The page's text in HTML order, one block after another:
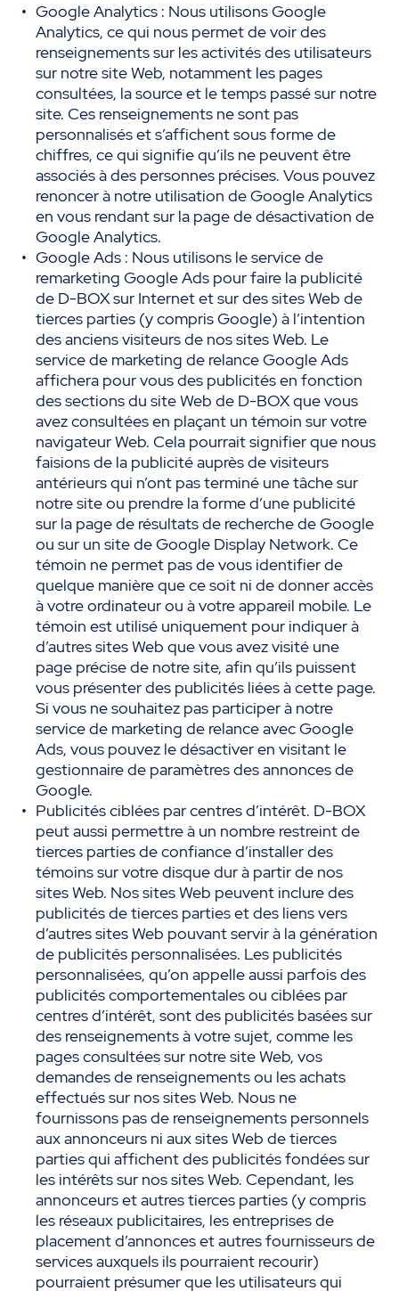
Google Analytics : Nous utilisons Google
Analytics, ce qui nous permet de voir des
renseignements sur les activités des utilisateurs
sur notre site Web, notamment les pages
consultées, la source et le temps passé sur notre
site. Ces renseignements ne sont pas
personnalisés et s’affichent sous forme de
chiffres, ce qui signifie qu’ils ne peuvent être
associés à des personnes précises. Vous pouvez
renoncer à notre utilisation de Google Analytics
en vous rendant sur la page de désactivation de
Google Analytics.
Google Ads : Nous utilisons le service de
remarketing Google Ads pour faire la publicité
de D-BOX sur Internet et sur des sites Web de
tierces parties (y compris Google) à l’intention
des anciens visiteurs de nos sites Web. Le
service de marketing de relance Google Ads
affichera pour vous des publicités en fonction
des sections du site Web de D-BOX que vous
avez consultées en plaçant un témoin sur votre
navigateur Web. Cela pourrait signifier que nous
faisions de la publicité auprès de visiteurs
antérieurs qui n’ont pas terminé une tâche sur
notre site ou prendre la forme d’une publicité
sur la page de résultats de recherche de Google
ou sur un site de Google Display Network. Ce
témoin ne permet pas de vous identifier de
quelque manière que ce soit ni de donner accès
à votre ordinateur ou à votre appareil mobile. Le
témoin est utilisé uniquement pour indiquer à
d’autres sites Web que vous avez visité une
page précise de notre site, afin qu’ils puissent
vous présenter des publicités liées à cette page.
Si vous ne souhaitez pas participer à notre
service de marketing de relance avec Google
Ads, vous pouvez le désactiver en visitant le
gestionnaire de paramètres des annonces de
Google.
Publicités ciblées par centres d’intérêt. D-BOX
peut aussi permettre à un nombre restreint de
tierces parties de confiance d’installer des
témoins sur votre disque dur à partir de nos
sites Web. Nos sites Web peuvent inclure des
publicités de tierces parties et des liens vers
d’autres sites Web pouvant servir à la génération
de publicités personnalisées. Les publicités
personnalisées, qu’on appelle aussi parfois des
publicités comportementales ou ciblées par
centres d’intérêt, sont des publicités basées sur
des renseignements à votre sujet, comme les
pages consultées sur notre site Web, vos
demandes de renseignements ou les achats
effectués sur nos sites Web. Nous ne
fournissons pas de renseignements personnels
aux annonceurs ni aux sites Web de tierces
parties qui affichent des publicités fondées sur
les intérêts sur nos sites Web. Cependant, les
annonceurs et autres tierces parties (y compris
les réseaux publicitaires, les entreprises de
placement d’annonces et autres fournisseurs de
services auxquels ils pourraient recourir)
pourraient présumer que les utilisateurs qui